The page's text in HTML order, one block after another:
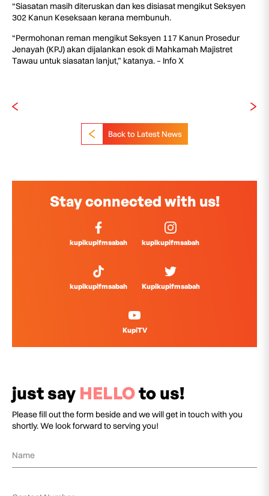
“Siasatan masih diteruskan dan kes disiasat mengikut Seksyen
302 Kanun Keseksaan kerana membunuh.
“Permohonan reman mengikut Seksyen 117 Kanun Prosedur
Jenayah (KPJ) akan dijalankan esok di Mahkamah Majistret
Tawau untuk siasatan lanjut,” katanya. – Info X
Back to Latest News
Stay connected with us!
kupikupifmsabah kupikupifmsabah
kupikupifmsabah Kupikupifmsabah
KupiTV
just say HELLOto us!
Please fill out the form beside and we will get in touch with you
shortly. We look forward to serving you!